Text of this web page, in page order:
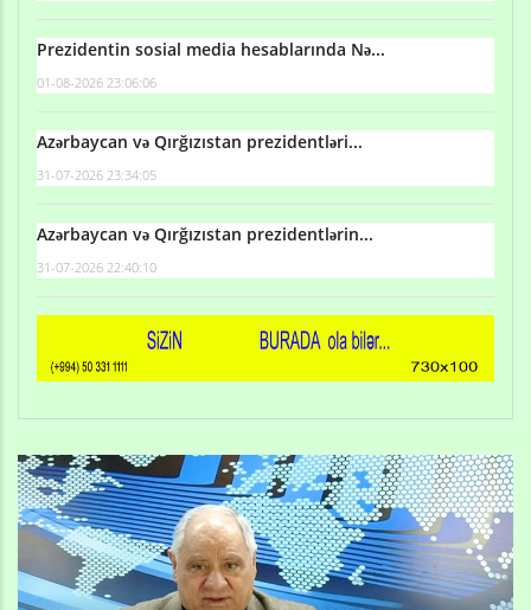
Prezidentin sosial media hesablarında Nə...
01-08-2026 23:06:06
Azərbaycan və Qırğızıstan prezidentləri...
31-07-2026 23:34:05
Azərbaycan və Qırğızıstan prezidentlərin...
31-07-2026 22:40:10